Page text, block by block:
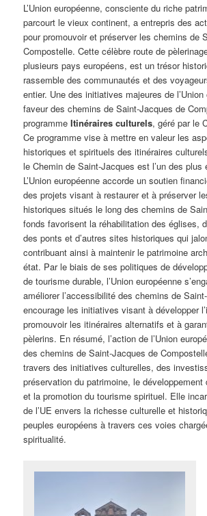
L’Union européenne, consciente du riche
parcourt le vieux continent, a entrepris des
pour promouvoir et préserver les chemins de
Compostelle. Cette célèbre route de
plusieurs pays européens, est un trésor
rassemble des communautés et des
entier. Une des initiatives majeures de l’Union
faveur des chemins de Saint-Jacques de
programmeItinéraires culturels, géré par le
Ce programme vise à mettre en valeur les
historiques et spirituels des itinéraires
le Chemin de Saint-Jacques est l’un des plus
L’Union européenne accorde un soutien
des projets visant à restaurer et à préserver
historiques situés le long des chemins de
fonds favorisent la réhabilitation des églises,
des ponts et d’autres sites historiques qui
contribuant ainsi à maintenir le patrimoine
état. Par le biais de ses politiques de
de tourisme durable, l’Union européenne
améliorer l’accessibilité des chemins de
encourage les initiatives visant à développer
promouvoir les itinéraires alternatifs et à
pèlerins. En résumé, l’action de l’Union
des chemins de Saint-Jacques de
travers des initiatives culturelles, des
préservation du patrimoine, le développement
et la promotion du tourisme spirituel. Elle
de l’UE envers la richesse culturelle et
peuples européens à travers ces voies
spiritualité.